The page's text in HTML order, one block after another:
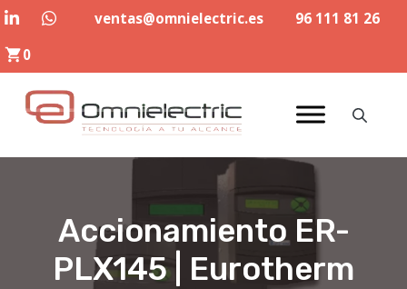
Saltar
contenido
ventas@omnielectric.es
96 111 81 26
0
Accionamiento ER-
PLX145 | Eurotherm